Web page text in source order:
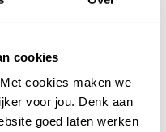
cookies
cookies maken we
voor jou. Denk aan
goed laten werken